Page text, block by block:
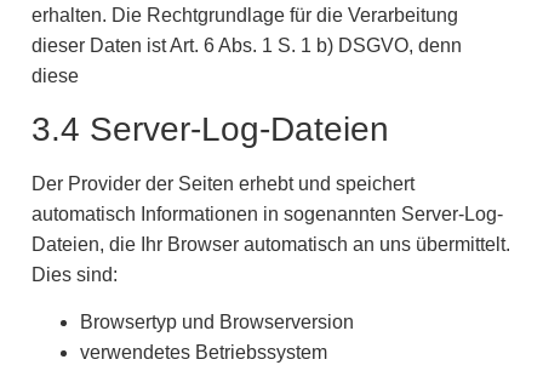
erhalten. Die Rechtgrundlage für die Verarbeitung
dieser Daten ist Art. 6 Abs. 1 S. 1 b) DSGVO, denn
diese
3.4 Server-Log-Dateien
Der Provider der Seiten erhebt und speichert
automatisch Informationen in sogenannten Server-Log-
Dateien, die Ihr Browser automatisch an uns übermittelt.
Dies sind:
Browsertyp und Browserversion
verwendetes Betriebssystem